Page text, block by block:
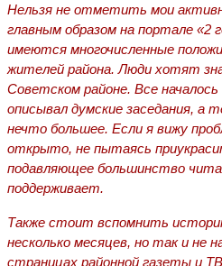
Нельзя не отметить мои
главным образом на портале «2
имеются многочисленные
жителей района. Люди хотят
Советском районе. Все
описывал думские заседания, а
нечто большее. Если я вижу
открыто, не пытаясь
подавляющее большинство
поддерживает.
Также стоит вспомнить
несколько месяцев, но так и не
страницах районной газеты и